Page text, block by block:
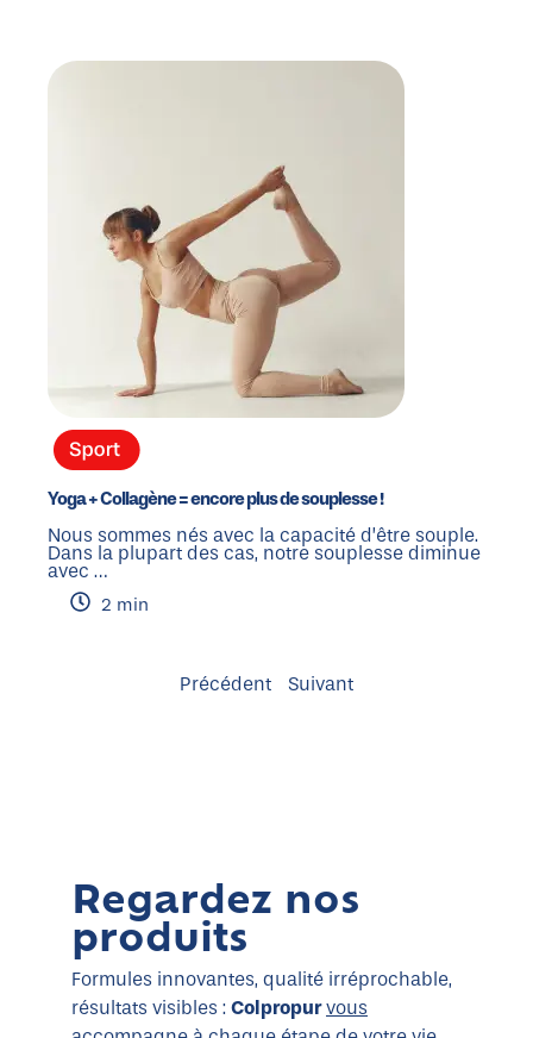
Yoga + Collagène = encore plus de souplesse !
Nous sommes nés avec la capacité d’être souple.
Dans la plupart des cas, notre souplesse diminue
avec …
2 min
Précédent Suivant
Regardez nos
produits
Formules innovantes, qualité irréprochable,
résultats visibles : Colpropur vous